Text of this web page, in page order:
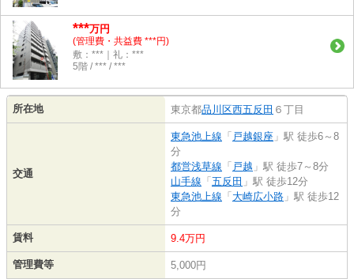
***万円
(管理費・共益費 ***円)
敷：***｜礼：***
5階 / *** / ***
所在地 東京都品川区西五反田 ６丁目
交通
東急池上線 「 戸越銀座 」駅 徒歩6～8
分
都営浅草線 「 戸越 」駅 徒歩7～8分
山手線 「 五反田 」駅 徒歩12分
東急池上線 「 大崎広小路 」駅 徒歩12
分
賃料 9.4万円
管理費等 5,000円